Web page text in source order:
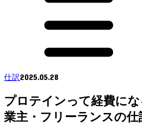
仕訳2025.05.28
プロテインって経費に
業主・フリーランスの仕